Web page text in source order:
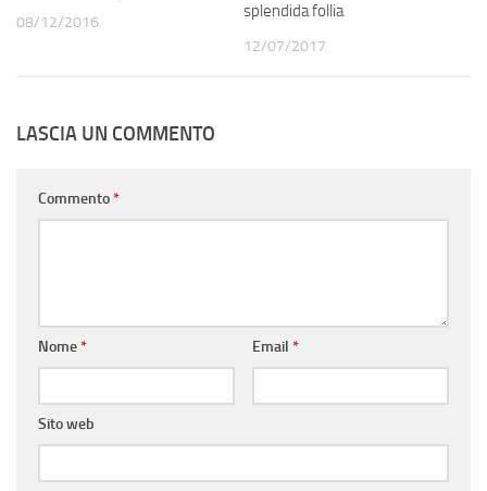
08/12/2016
splendida follia
12/07/2017
LASCIA UN COMMENTO
Commento*
Nome* Email *
Sito web